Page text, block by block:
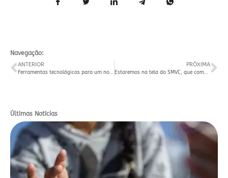
Navegação:
ANTERIOR
Ferramentas tecnológicas para um novo jornalismo
PRÓXIMA
Estaremos na tela do SMVC, que começa hoje
Últimas Notícias